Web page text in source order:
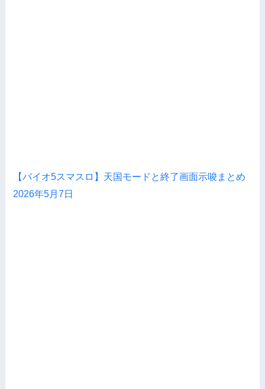
【バイオ5スマスロ】天国モードと終了画面示唆まとめ
2026年5月7日